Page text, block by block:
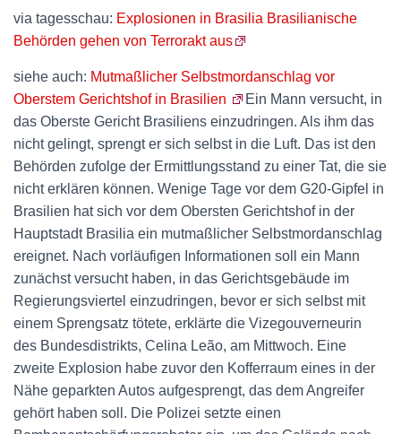
via tagesschau: Explosionen in Brasilia Brasilianische
Behörden gehen von Terrorakt aus
siehe auch: Mutmaßlicher Selbstmordanschlag vor
Oberstem Gerichtshof in Brasilien
Ein Mann versucht, in
das Oberste Gericht Brasiliens einzudringen. Als ihm das
nicht gelingt, sprengt er sich selbst in die Luft. Das ist den
Behörden zufolge der Ermittlungsstand zu einer Tat, die sie
nicht erklären können. Wenige Tage vor dem G20-Gipfel in
Brasilien hat sich vor dem Obersten Gerichtshof in der
Hauptstadt Brasilia ein mutmaßlicher Selbstmordanschlag
ereignet. Nach vorläufigen Informationen soll ein Mann
zunächst versucht haben, in das Gerichtsgebäude im
Regierungsviertel einzudringen, bevor er sich selbst mit
einem Sprengsatz tötete, erklärte die Vizegouverneurin
des Bundesdistrikts, Celina Leão, am Mittwoch. Eine
zweite Explosion habe zuvor den Kofferraum eines in der
Nähe geparkten Autos aufgesprengt, das dem Angreifer
gehört haben soll. Die Polizei setzte einen